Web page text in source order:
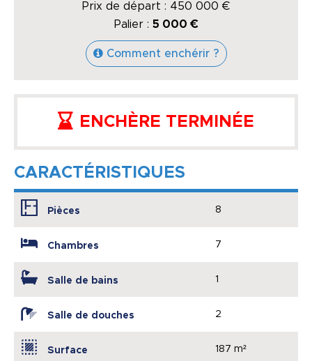
Prix de départ : 450 000 €
Palier : 5 000 €
Comment enchérir ?
ENCHÈRE TERMINÉE
CARACTÉRISTIQUES
Pièces 8
Chambres 7
Salle de bains 1
Salle de douches 2
Surface 187 m²